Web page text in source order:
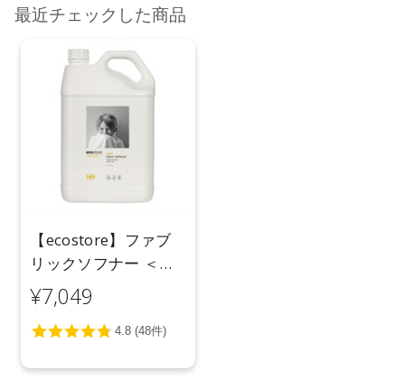
最近チェックした商品
【ecostore】ファブ
リックソフナー ＜シ
トラス＞ 5L
¥7,049